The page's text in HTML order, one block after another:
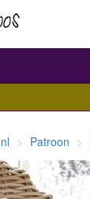
Patroon